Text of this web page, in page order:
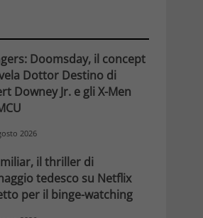
Doomsday, il concept
Dottor Destino di
Downey Jr. e gli X-Men
2026
il thriller di
tedesco su Netflix
per il binge-watching